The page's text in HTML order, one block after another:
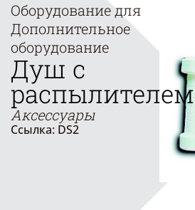
Оборудование для
Дополнительное
оборудование
Душ с
распылителем
Аксессуары
Ссылка: DS2